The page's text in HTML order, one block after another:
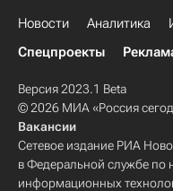
Новости Аналитика
Спецпроекты
Версия 2023.1 Beta
© 2026 МИА «Россия
Вакансии
Сетевое издание РИА
в Федеральной службе по
информационных